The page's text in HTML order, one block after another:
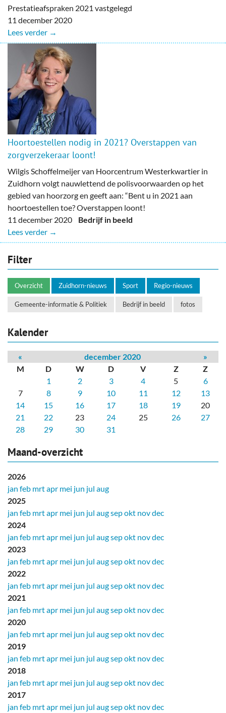
Prestatieafspraken 2021 vastgelegd
11 december 2020
Lees verder →
Hoortoestellen nodig in 2021? Overstappen van
zorgverzekeraar loont!
Wilgis Schoffelmeijer van Hoorcentrum Westerkwartier in
Zuidhorn volgt nauwlettend de polisvoorwaarden op het
gebied van hoorzorg en geeft aan: “Bent u in 2021 aan
hoortoestellen toe? Overstappen loont!
11 december 2020 Bedrijf in beeld
Lees verder →
Filter
Overzicht Zuidhorn-nieuws Sport Regio-nieuws
Gemeente-informatie & Politiek Bedrijf in beeld fotos
Kalender
« december 2020
»
M
D W D V Z
Z
1
2 3 4 5
6
7
8 9 10 11 12
13
14
15 16 17 18 19
20
21
22 23 24 25 26
27
28
29 30 31
Maand-overzicht
2026
jan feb mrtapr mei jun jul aug
2025
jan feb mrtapr mei jun jul augsepokt novdec
2024
jan feb mrtapr mei jun jul augsepokt novdec
2023
jan feb mrtapr mei jun jul augsepokt novdec
2022
jan feb mrtapr mei jun jul augsepokt novdec
2021
jan feb mrtapr mei jun jul augsepokt novdec
2020
jan feb mrtapr mei jun jul augsepokt novdec
2019
jan feb mrtapr mei jun jul augsepokt novdec
2018
jan feb mrtapr mei jun jul augsepokt novdec
2017
jan feb mrtapr mei jun jul augsepokt novdec